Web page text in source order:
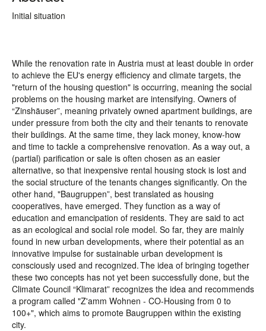
Initial situation
While the renovation rate in Austria must at least double in order
to achieve the EU's energy efficiency and climate targets, the
"return of the housing question" is occurring, meaning the social
problems on the housing market are intensifying. Owners of
“Zinshäuser”, meaning privately owned apartment buildings, are
under pressure from both the city and their tenants to renovate
their buildings. At the same time, they lack money, know-how
and time to tackle a comprehensive renovation. As a way out, a
(partial) parification or sale is often chosen as an easier
alternative, so that inexpensive rental housing stock is lost and
the social structure of the tenants changes significantly. On the
other hand, "Baugruppen”, best translated as housing
cooperatives, have emerged. They function as a way of
education and emancipation of residents. They are said to act
as an ecological and social role model. So far, they are mainly
found in new urban developments, where their potential as an
innovative impulse for sustainable urban development is
consciously used and recognized. The idea of bringing together
these two concepts has not yet been successfully done, but the
Climate Council “Klimarat” recognizes the idea and recommends
a program called "Z'amm Wohnen - CO-Housing from 0 to
100+", which aims to promote Baugruppen within the existing
city.